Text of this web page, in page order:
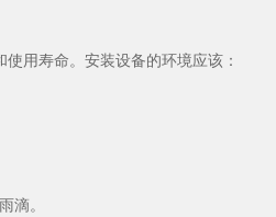
用寿命。安装设备的环境应该：
滴。